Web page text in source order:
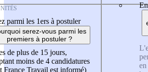
parmi les 1ers à postuler
serez-vous parmi les
premiers à postuler ?
de plus de 15 jours,
moins de 4 candidatures
France Travail est informé)